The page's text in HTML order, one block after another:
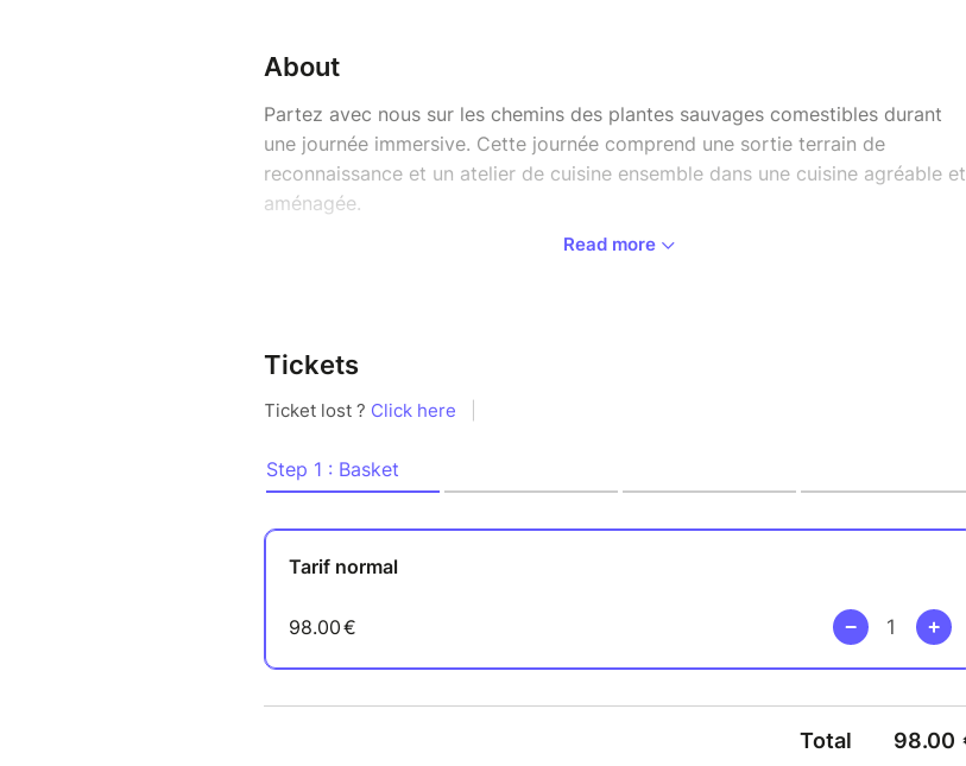
About
Partez avec nous sur les chemins des plantes sauvages comestibles durant
une journée immersive. Cette journée comprend une sortie terrain de
reconnaissance et un atelier de cuisine ensemble dans une cuisine agréable et
aménagée.
que les précautions à prendre lors des cueillettes.
L'atelier de cuisine :
groupe et supervisés par une experte, vous réaliserez des recettes avec les
plantes sauvages comestibles de saison.
Nous débuterons les préparations sur un ton convivial et détendu, l’objectif
techniques de cuisine. Un moment agréable d’apprentissage que vous pourrez
L’atelier de cuisine comprend les ingrédients bio et locaux, la dégustation
Read more
Tickets